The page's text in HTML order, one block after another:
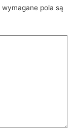
wymagane pola są